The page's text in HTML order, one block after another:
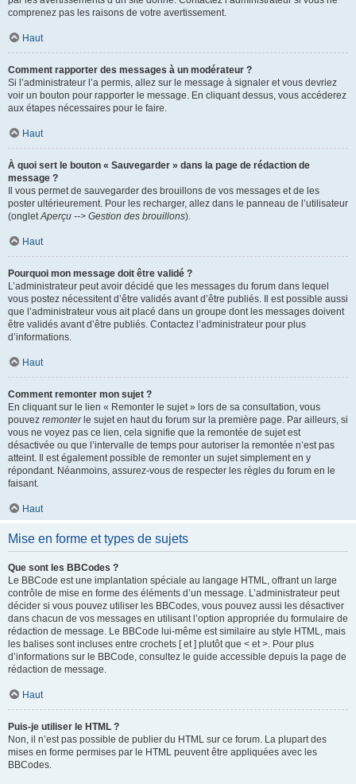
comprenez pas les raisons de votre avertissement.
Haut
Comment rapporter des messages à un modérateur ?
Si l’administrateur l’a permis, allez sur le message à signaler et vous devriez
voir un bouton pour rapporter le message. En cliquant dessus, vous accéderez
aux étapes nécessaires pour le faire.
Haut
À quoi sert le bouton « Sauvegarder » dans la page de rédaction de
message ?
Il vous permet de sauvegarder des brouillons de vos messages et de les
poster ultérieurement. Pour les recharger, allez dans le panneau de l’utilisateur
(ongletAperçu --> Gestion des brouillons).
Haut
Pourquoi mon message doit être validé ?
L’administrateur peut avoir décidé que les messages du forum dans lequel
vous postez nécessitent d’être validés avant d’être publiés. Il est possible aussi
que l’administrateur vous ait placé dans un groupe dont les messages doivent
être validés avant d’être publiés. Contactez l’administrateur pour plus
d’informations.
Haut
Comment remonter mon sujet ?
En cliquant sur le lien « Remonter le sujet » lors de sa consultation, vous
pouvez remonterle sujet en haut du forum sur la première page. Par ailleurs, si
vous ne voyez pas ce lien, cela signifie que la remontée de sujet est
désactivée ou que l’intervalle de temps pour autoriser la remontée n’est pas
atteint. Il est également possible de remonter un sujet simplement en y
répondant. Néanmoins, assurez-vous de respecter les règles du forum en le
faisant.
Haut
Mise en forme et types de sujets
Que sont les BBCodes ?
Le BBCode est une implantation spéciale au langage HTML, offrant un large
contrôle de mise en forme des éléments d’un message. L’administrateur peut
décider si vous pouvez utiliser les BBCodes, vous pouvez aussi les désactiver
dans chacun de vos messages en utilisant l’option appropriée du formulaire de
rédaction de message. Le BBCode lui-même est similaire au style HTML, mais
les balises sont incluses entre crochets [ et ] plutôt que < et >. Pour plus
d’informations sur le BBCode, consultez le guide accessible depuis la page de
rédaction de message.
Haut
Puis-je utiliser le HTML ?
Non, il n’est pas possible de publier du HTML sur ce forum. La plupart des
mises en forme permises par le HTML peuvent être appliquées avec les
BBCodes.